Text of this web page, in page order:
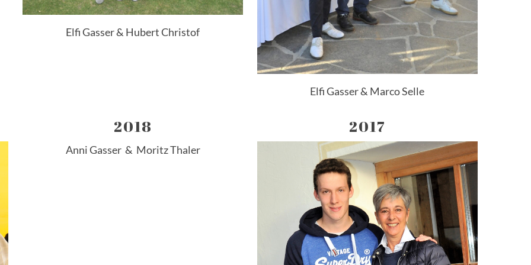
Elfi Gasser & Hubert Christof
Elfi Gasser & Marco Selle
2018
Anni Gasser & Moritz Thaler
2017